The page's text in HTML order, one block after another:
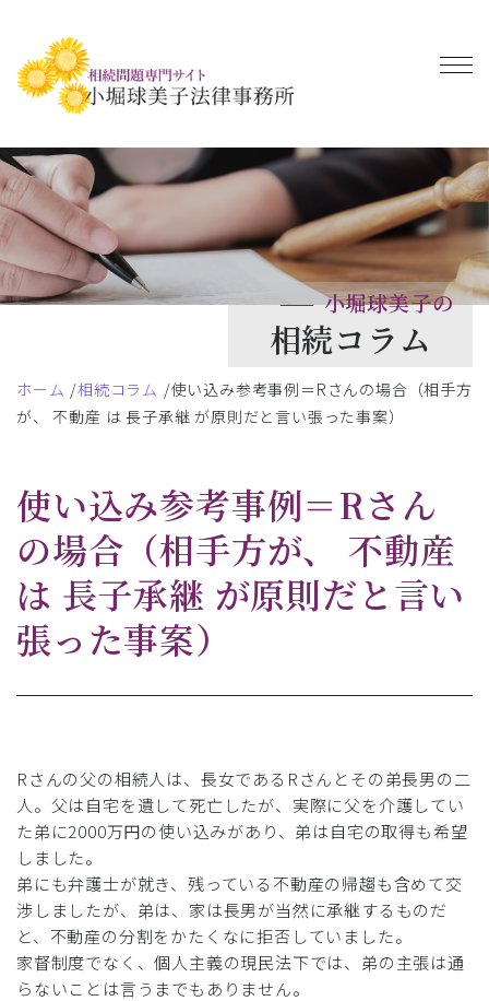
小堀球美子の
相続コラム
ホーム 相続コラム
使い込み参考事例＝Rさんの場合（相手方
が、 不動産 は 長子承継 が原則だと言い張った事案）
使い込み参考事例＝Rさん
の場合（相手方が、 不動産
は 長子承継 が原則だと言い
張った事案）
Rさんの父の相続人は、長女であるRさんとその弟長男の二
人。父は自宅を遺して死亡したが、実際に父を介護してい
た弟に2000万円の使い込みがあり、弟は自宅の取得も希望
しました。
弟にも弁護士が就き、残っている不動産の帰趨も含めて交
渉しましたが、弟は、家は長男が当然に承継するものだ
と、不動産の分割をかたくなに拒否していました。
家督制度でなく、個人主義の現民法下では、弟の主張は通
らないことは言うまでもありません。